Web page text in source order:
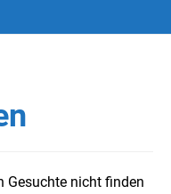
Gesuchte nicht finden